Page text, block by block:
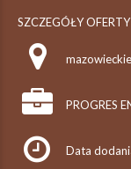
SZCZEGÓŁY OFERTY
PROGRES
Data